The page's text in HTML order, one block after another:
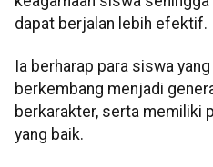
dapat berjalan lebih efektif.
Ia berharap para siswa
berkembang menjadi
berkarakter, serta memiliki
yang baik.